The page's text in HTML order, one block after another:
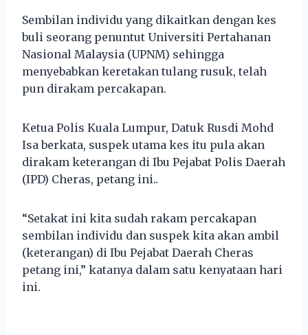
Sembilan individu yang dikaitkan dengan kes
buli seorang penuntut Universiti Pertahanan
Nasional Malaysia (UPNM) sehingga
menyebabkan keretakan tulang rusuk, telah
pun dirakam percakapan.
Ketua Polis Kuala Lumpur, Datuk Rusdi Mohd
Isa berkata, suspek utama kes itu pula akan
dirakam keterangan di Ibu Pejabat Polis Daerah
(IPD) Cheras, petang ini..
“Setakat ini kita sudah rakam percakapan
sembilan individu dan suspek kita akan ambil
(keterangan) di Ibu Pejabat Daerah Cheras
petang ini,” katanya dalam satu kenyataan hari
ini.